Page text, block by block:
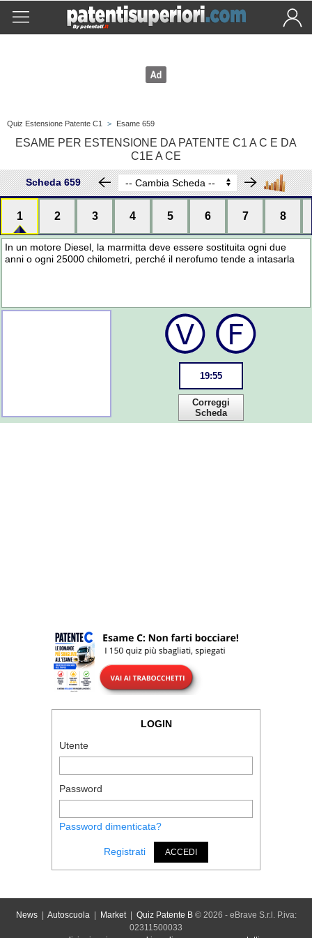
Quiz Estensione Patente C1 > Esame 659
ESAME PER ESTENSIONE DA PATENTE C1 A C E DA
C1E A CE
Scheda 659
1 2 3 4 5 6 7 8
In un motore Diesel, la marmitta deve essere sostituita ogni due
anni o ogni 25000 chilometri, perché il nerofumo tende a intasarla
19:55
Correggi
Scheda
LOGIN
Utente
Password
Password dimenticata?
Registrati ACCEDI
News| Autoscuola| Market| Quiz Patente B© 2026 - eBrave S.r.l. P.iva:
02311500033